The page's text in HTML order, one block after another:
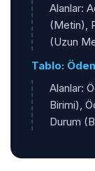
Alanlar:
(Metin),
(Uzun
Tablo:
Alanlar:
Birimi),
Durum